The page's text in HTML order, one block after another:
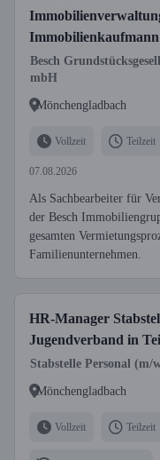
Besch
mbH
Mönchengladbach
Vollzeit Teilzeit
07.08.2026
Als Sachbearbeiter für
der Besch
gesamten
Familienunternehmen.
HR-Manager
Jugendverband in
Stabstelle Personal (m/
Mönchengladbach
Vollzeit Teilzeit